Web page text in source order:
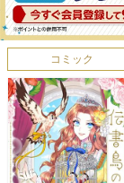
コミック